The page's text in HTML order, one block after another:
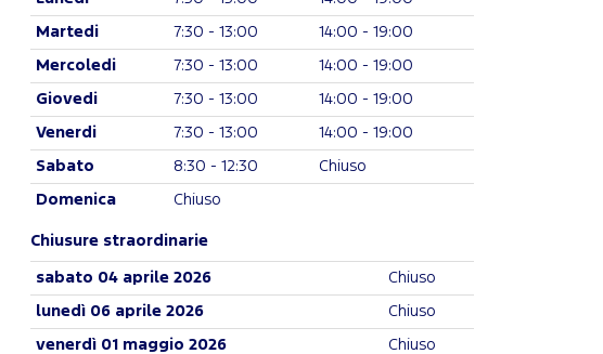
Martedi 7:30 - 13:00 14:00 - 19:00
Mercoledi 7:30 - 13:00 14:00 - 19:00
Giovedi 7:30 - 13:00 14:00 - 19:00
Venerdi 7:30 - 13:00 14:00 - 19:00
Sabato 8:30 - 12:30 Chiuso
Domenica Chiuso
Chiusure straordinarie
sabato 04 aprile 2026 Chiuso
lunedì 06 aprile 2026 Chiuso
venerdì 01 maggio 2026 Chiuso